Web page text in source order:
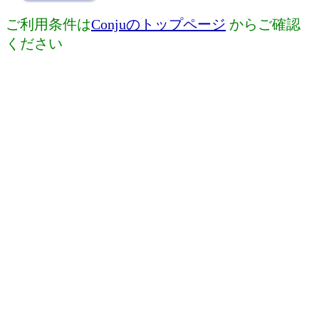
ご利用条件はConjuのトップページ からご確認
ください